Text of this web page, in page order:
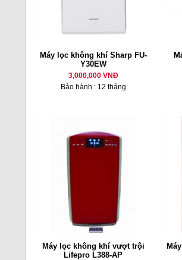
Máy lọc không khí Sharp FU-
Y30EW
3,000,000 VNĐ
Bảo hành : 12 tháng
Máy lọc không khí vượt trội
Lifepro L388-AP